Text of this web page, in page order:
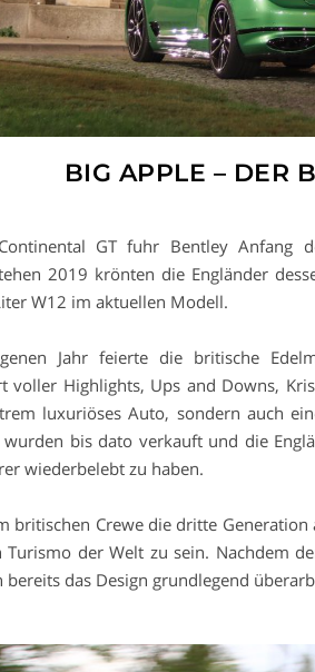
BIG APPLE – DER
GT fuhr Bentley Anfang
2019 krönten die Engländer
W12 im aktuellen Modell.
Jahr feierte die britische
voller Highlights, Ups and Downs,
luxuriöses Auto, sondern auch
wurden bis dato verkauft und die
wiederbelebt zu haben.
britischen Crewe die dritte
Turismo der Welt zu sein. Nachdem
bereits das Design grundlegend